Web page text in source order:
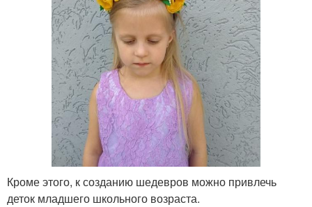
Кроме этого, к созданию шедевров можно привлечь
деток младшего школьного возраста.